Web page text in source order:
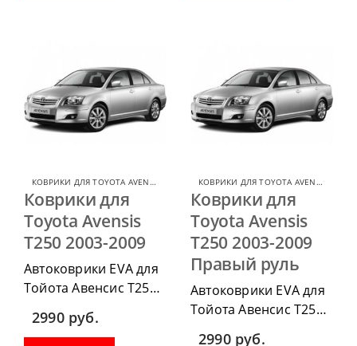
КОВРИКИ ДЛЯ TOYOTA AVENSIS КОВРИКИ ДЛЯ TOYOTA
Коврики для
Toyota Avensis
T250 2003-2009
Автоковрики EVA для
Тойота Авенсис Т250
2003-2009 можно
приобрести в
2990 руб.
КОВРИКИ ДЛЯ TOYOTA AVENSIS
Коврики для
Toyota Avensis
T250 2003-2009
Правый руль
Автоковрики EVA для
Тойота Авенсис Т250
2003-2009 можно
2990 руб.